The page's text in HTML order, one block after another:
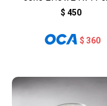
GRIS
$ 450
$ 360